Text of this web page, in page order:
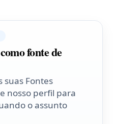
fonte de
suas Fontes
nosso perfil para
o assunto